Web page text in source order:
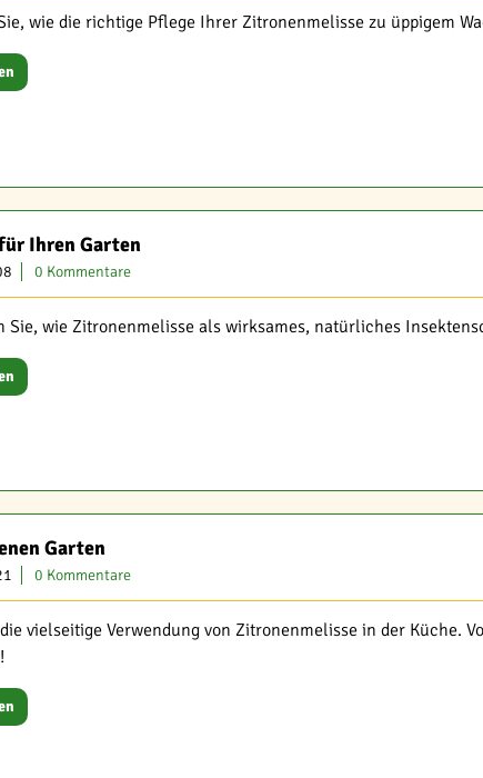
wie die richtige Pflege Ihrer Zitronenmelisse zu üppigem
Ihren Garten
0 Kommentare
Sie, wie Zitronenmelisse als wirksames, natürliches
Garten
0 Kommentare
vielseitige Verwendung von Zitronenmelisse in der Küche.